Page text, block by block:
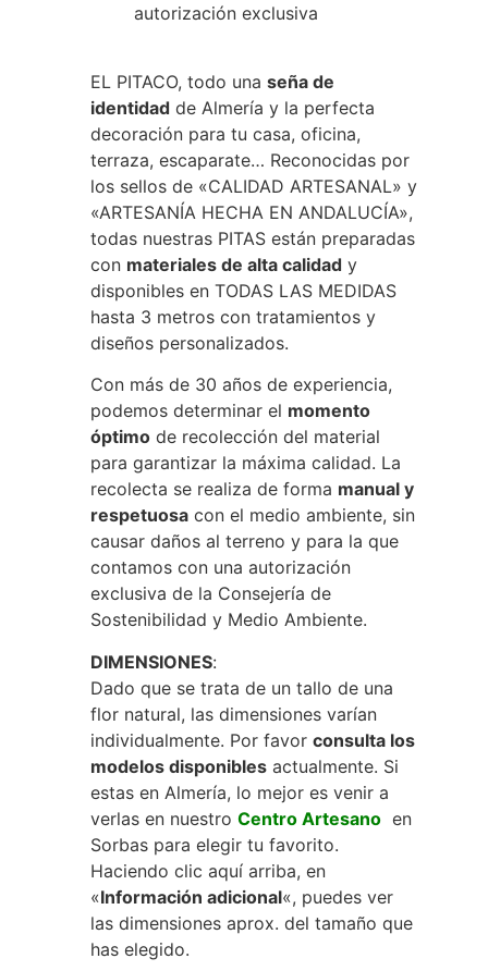
autorización exclusiva
EL PITACO, todo una seña de
identidadde Almería y la perfecta
decoración para tu casa, oficina,
terraza, escaparate… Reconocidas por
los sellos de «CALIDAD ARTESANAL» y
«ARTESANÍA HECHA EN ANDALUCÍA»,
todas nuestras PITAS están preparadas
con materiales de alta calidady
disponibles en TODAS LAS MEDIDAS
hasta 3 metros con tratamientos y
diseños personalizados.
Con más de 30 años de experiencia,
podemos determinar el momento
óptimode recolección del material
para garantizar la máxima calidad. La
recolecta se realiza de forma manual y
respetuosacon el medio ambiente, sin
causar daños al terreno y para la que
contamos con una autorización
exclusiva de la Consejería de
Sostenibilidad y Medio Ambiente.
DIMENSIONES:
Dado que se trata de un tallo de una
flor natural, las dimensiones varían
individualmente. Por favor consulta los
modelos disponiblesactualmente. Si
estas en Almería, lo mejor es venir a
verlas en nuestro Centro Artesanoen
Sorbas para elegir tu favorito.
Haciendo clic aquí arriba, en
«Información adicional«, puedes ver
las dimensiones aprox. del tamaño que
has elegido.